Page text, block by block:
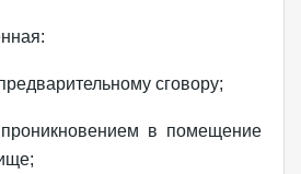
сговору;
в помещение